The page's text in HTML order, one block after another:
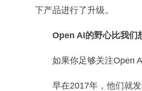
下产品进行了升级。
Open AI的野心比我们
如果你足够关注Open
早在2017年，他们就